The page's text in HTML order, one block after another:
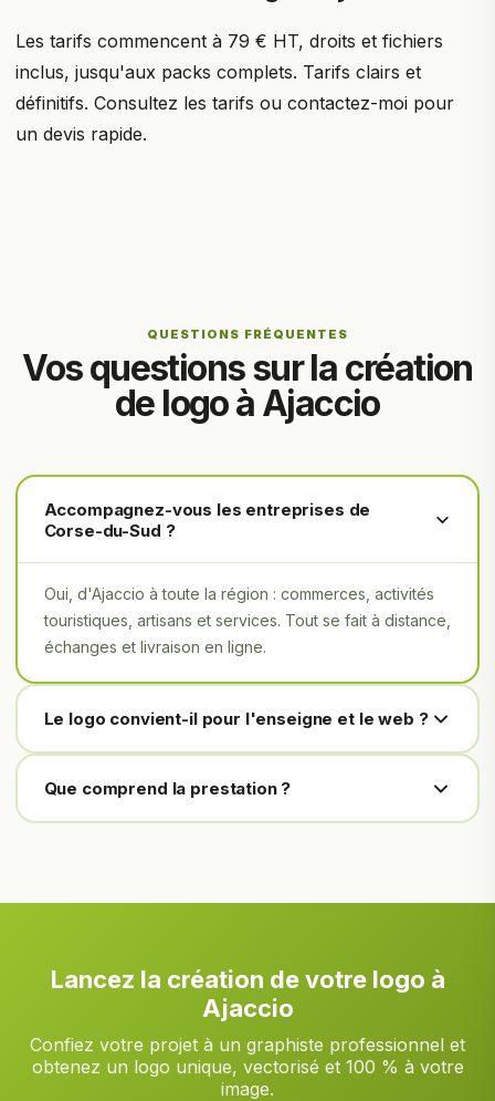
Les tarifs commencent à 79 € HT, droits et fichiers
inclus, jusqu'aux packs complets. Tarifs clairs et
définitifs. Consultez les tarifs ou contactez-moi pour
un devis rapide.
QUESTIONS FRÉQUENTES
Vos questions sur la création
de logo à Ajaccio
Accompagnez-vous les entreprises de
Corse-du-Sud ?
Oui, d'Ajaccio à toute la région : commerces, activités
touristiques, artisans et services. Tout se fait à distance,
échanges et livraison en ligne.
Le logo convient-il pour l'enseigne et le web ?
Que comprend la prestation ?
Lancez la création de votre logo à
Ajaccio
Confiez votre projet à un graphiste professionnel et
obtenez un logo unique, vectorisé et 100 % à votre
image.